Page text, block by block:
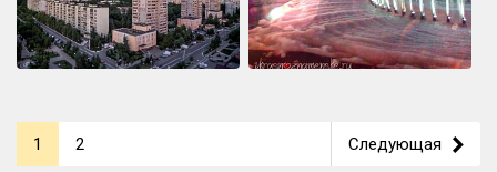
1 2 Следующая >